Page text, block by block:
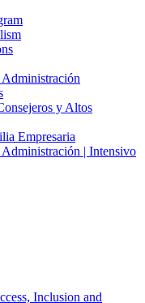
Administración
y Altos
Empresaria
| Intensivo
Inclusion and